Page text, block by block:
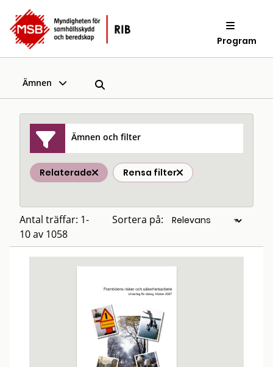
Program
Ämnen
Ämnen och filter
Relaterade Rensa filter
Antal träffar: 1-
10 av 1058
Sortera på: